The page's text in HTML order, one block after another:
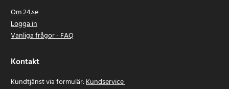
Om 24.se
Logga in
Vanliga frågor - FAQ
Kontakt
Kundtjänst via formulär:Kundservice